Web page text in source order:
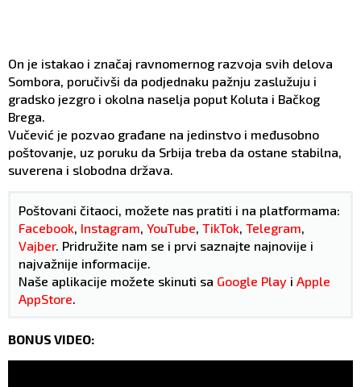
On je istakao i značaj ravnomernog razvoja svih delova
Sombora, poručivši da podjednaku pažnju zaslužuju i
gradsko jezgro i okolna naselja poput Koluta i Bačkog
Brega.
Vučević je pozvao građane na jedinstvo i međusobno
poštovanje, uz poruku da Srbija treba da ostane stabilna,
suverena i slobodna država.
Poštovani čitaoci, možete nas pratiti i na platformama:
Facebook Instagram YouTube TikTok Telegram
Vajber. Pridružite nam se i prvi saznajte najnovije i
najvažnije informacije.
Naše aplikacije možete skinuti sa Google Play i Apple
AppStore
BONUS VIDEO: